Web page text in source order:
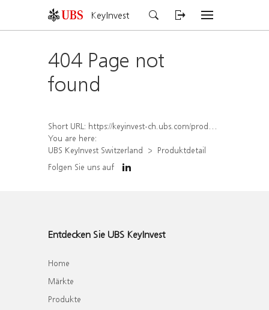
KeyInvest
404 Page not
found
Short URL: https://keyinvest-ch.ubs.com/produkt/detail/index/isin/CH1572314974
You are here:
UBS KeyInvest Switzerland
Produktdetail
Folgen Sie uns auf
Entdecken Sie UBS KeyInvest
Home
Märkte
Produkte